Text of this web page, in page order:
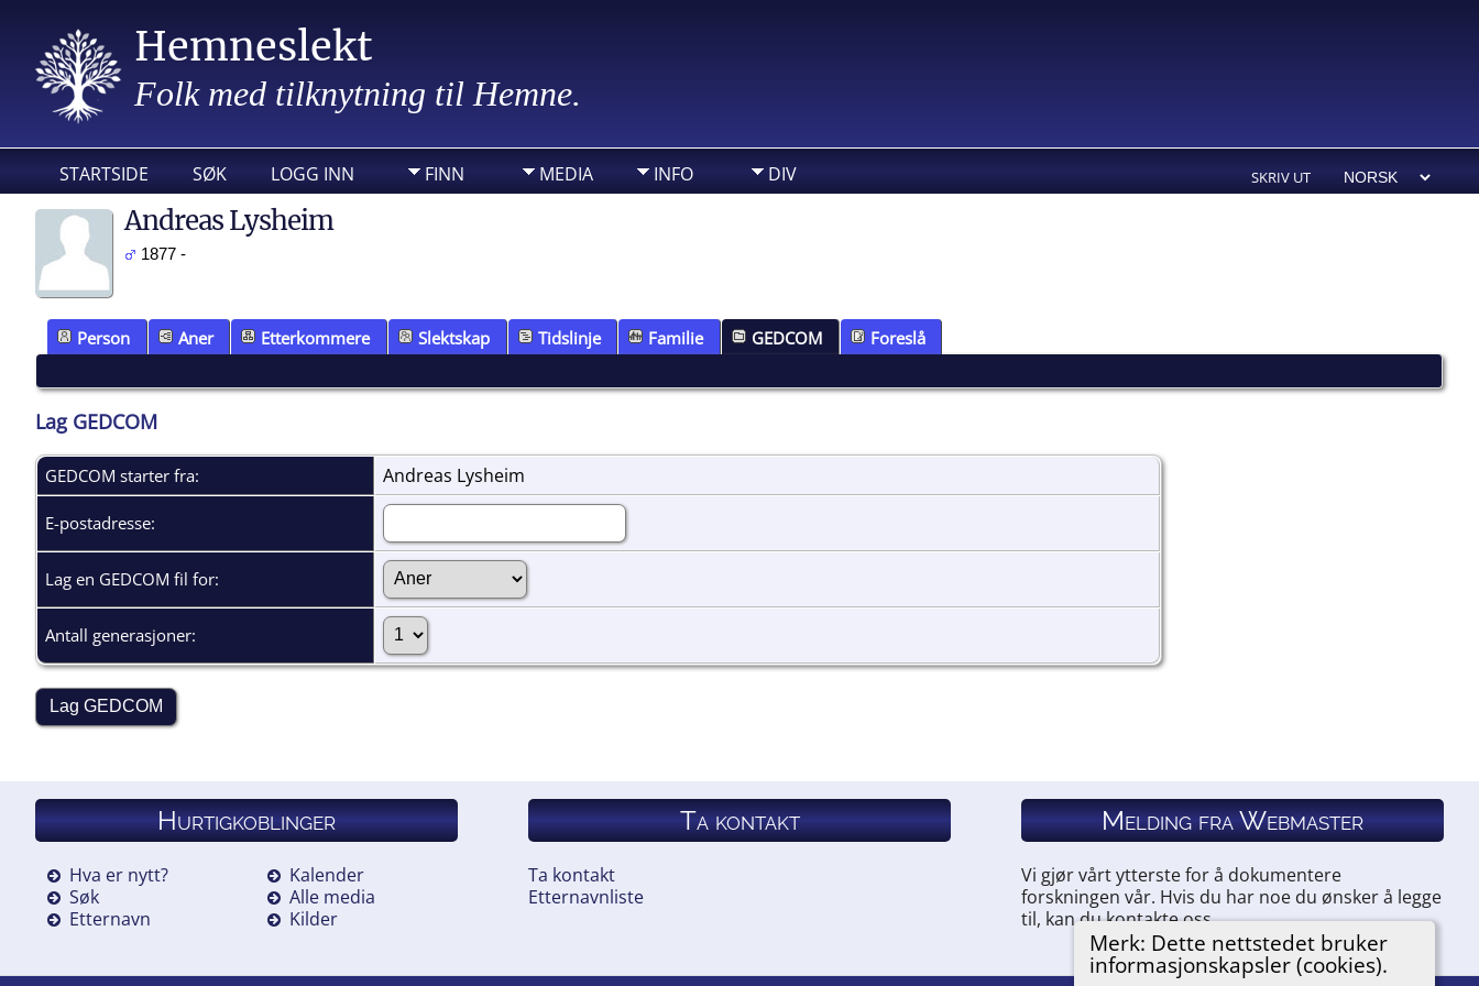
Hemneslekt
Folk med tilknytning til Hemne.
STARTSIDE SØK LOGG INN FINN MEDIA INFO DIV SKRIV UT
Merk: Dette nettstedet bruker
informasjonskapsler (cookies).
Andreas Lysheim
1877 -
Person Aner Etterkommere Slektskap Tidslinje Familie GEDCOM Foreslå
Lag GEDCOM
GEDCOM starter fra: Andreas Lysheim
E-postadresse:
Lag en GEDCOM fil for:
Antall generasjoner:
Hurtigkoblinger
Hva er nytt?
Søk
Etternavn
Kalender
Alle media
Kilder
Ta kontakt
Ta kontakt
Etternavnliste
Melding fra Webmaster
Vi gjør vårt ytterste for å dokumentere
forskningen vår. Hvis du har noe du ønsker å legge
til, kan du kontakte oss.